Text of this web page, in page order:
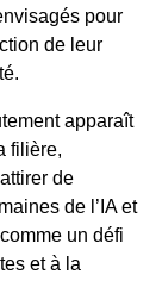
pour
de leur
apparaît
filière,
de
de l’IA et
un défi
et à la